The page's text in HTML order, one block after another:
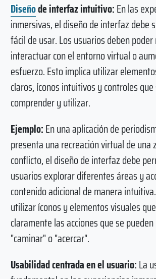
Diseñode interfaz intuitivo:En las
inmersivas, el diseño de interfaz debe
fácil de usar. Los usuarios deben
interactuar con el entorno virtual o
esfuerzo. Esto implica utilizar
claros, íconos intuitivos y controles
comprender y utilizar.
Ejemplo:En una aplicación de
presenta una recreación virtual de una
conflicto, el diseño de interfaz debe
usuarios explorar diferentes áreas y
contenido adicional de manera
utilizar íconos y elementos visuales
claramente las acciones que se
"caminar" o "acercar".
Usabilidad centrada en el usuario:La